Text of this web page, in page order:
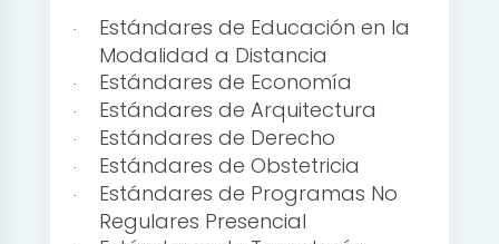
·
Estándares de Educación en la
Modalidad a Distancia
· Estándares de Economía
· Estándares de Arquitectura
· Estándares de Derecho
· Estándares de Obstetricia
·
Estándares de Programas No
Regulares Presencial